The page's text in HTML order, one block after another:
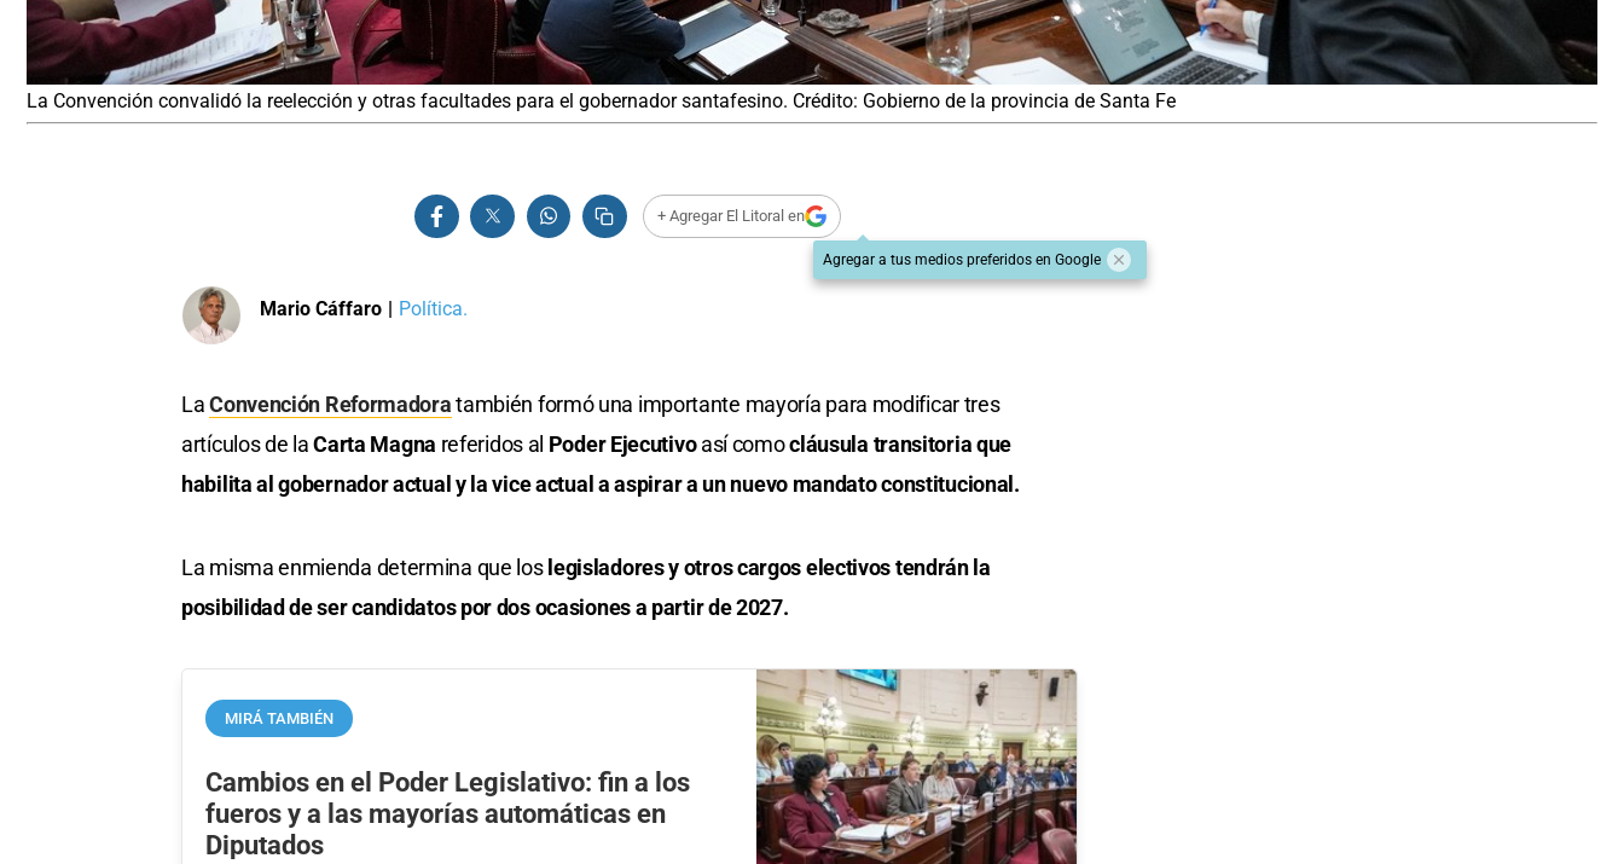
La Convención convalidó la reelección y otras facultades para el gobernador santafesino. Crédito: Gobierno de la provincia de Santa Fe
+ Agregar El Litoral en
Agregar a tus medios preferidos en Google
Mario Cáffaro | Política.
LaConvención Reformadoratambién formó una importante mayoría para modificar tres
artículos de laCarta Magna referidos al Poder Ejecutivoasí comocláusula transitoria que
habilita al gobernador actual y la vice actual a aspirar a un nuevo mandato constitucional.
La misma enmienda determina que los legisladores y otros cargos electivos tendrán la
posibilidad de ser candidatos por dos ocasiones a partir de 2027.
MIRÁ TAMBIÉN
Cambios en el Poder Legislativo: fin a los
fueros y a las mayorías automáticas en
Diputados